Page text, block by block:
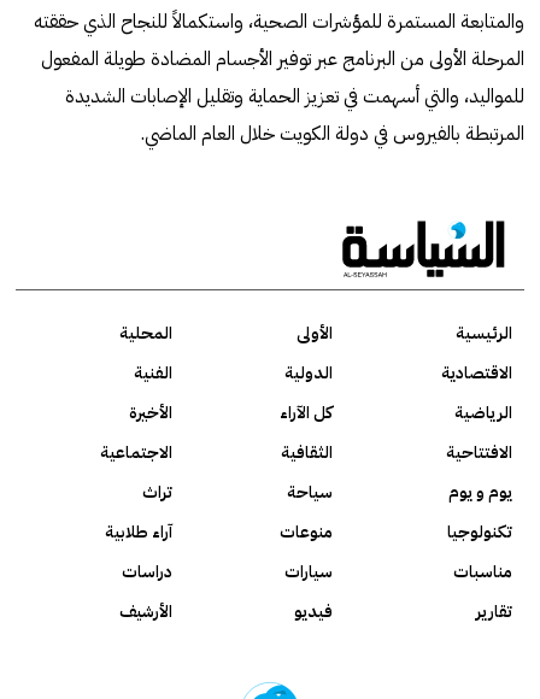
والمتابعة المستمرة للمؤشرات الصحية، واستكمالاً للنجاح الذي حققته
المرحلة الأولى من البرنامج عبر توفير الأجسام المضادة طويلة المفعول
للمواليد، والتي أسهمت في تعزيز الحماية وتقليل الإصابات الشديدة
المرتبطة بالفيروس في دولة الكويت خلال العام الماضي.
الرئيسية الأولى
المحلية
الاقتصادية
الدولية
الفنية
الرياضية
كل الآراء
الأخيرة
الافتتاحية
الثقافية
الاجتماعية
يوم و يوم
سياحة
تراث
تكنولوجيا
منوعات
آراء طلابية
مناسبات
سيارات
دراسات
تقارير
فيديو الأرشيف